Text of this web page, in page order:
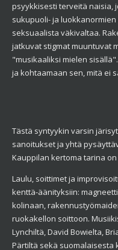
psyykkisesti terveitä naisia,
sukupuoli- ja
seksuaalista väkivaltaa.
jatkuvat stigmat muuntuvat
"musikaaliksi mielen
ja kohtaamaan sen, mitä ei
Tästä syntyykin varsin
sanoitukset ja yhtä
Kauppilan kertoma tarina
Laulu, soittimet ja
kenttä-äänityksiin:
kolinaan,
ruokakellon soittoon.
Lynchiltä, David Bowielta,
Pärtiltä sekä suomalaisesta